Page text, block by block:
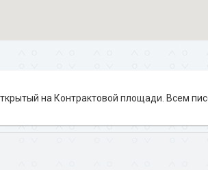
на Контрактовой площади. Всем